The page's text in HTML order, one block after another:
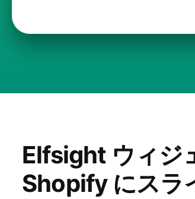
Elfsight ウィジ
Shopify にスラ